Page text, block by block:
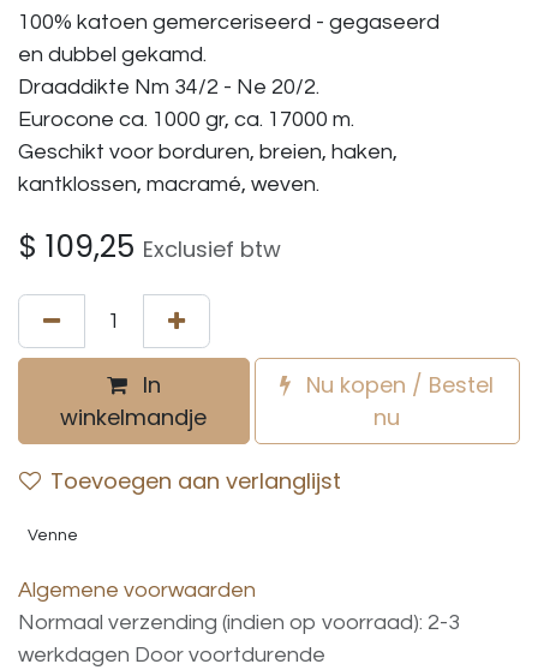
100% katoen gemerceriseerd - gegaseerd
en dubbel gekamd.
Draaddikte Nm 34/2 - Ne 20/2.
Eurocone ca. 1000 gr, ca. 17000 m.
Geschikt voor borduren, breien, haken,
kantklossen, macramé, weven.
$ 109,25 Exclusief btw
In
winkelmandje
Nu kopen / Bestel
nu
Toevoegen aan verlanglijst
Venne
Algemene voorwaarden
Normaal verzending (indien op voorraad): 2-3
werkdagen Door voortdurende